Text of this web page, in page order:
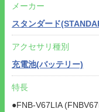
メーカー
スタンダード
アクセサリ種別
充電池(バッテリー)
特長
●FNB-V67LIA